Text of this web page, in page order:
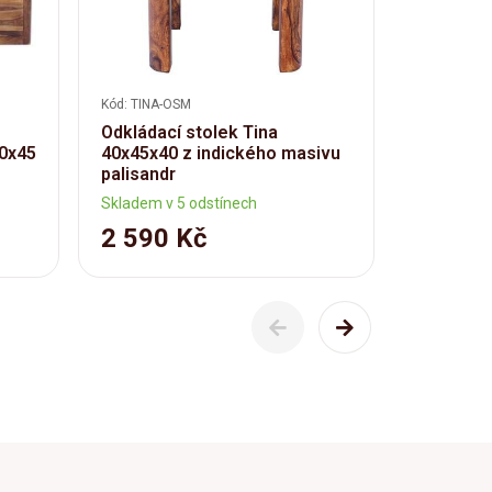
Kód: TINA-OSM
Odkládací stolek Tina
40x45x40 z indického masivu
palisandr
Skladem v 5 odstínech
2 590 Kč